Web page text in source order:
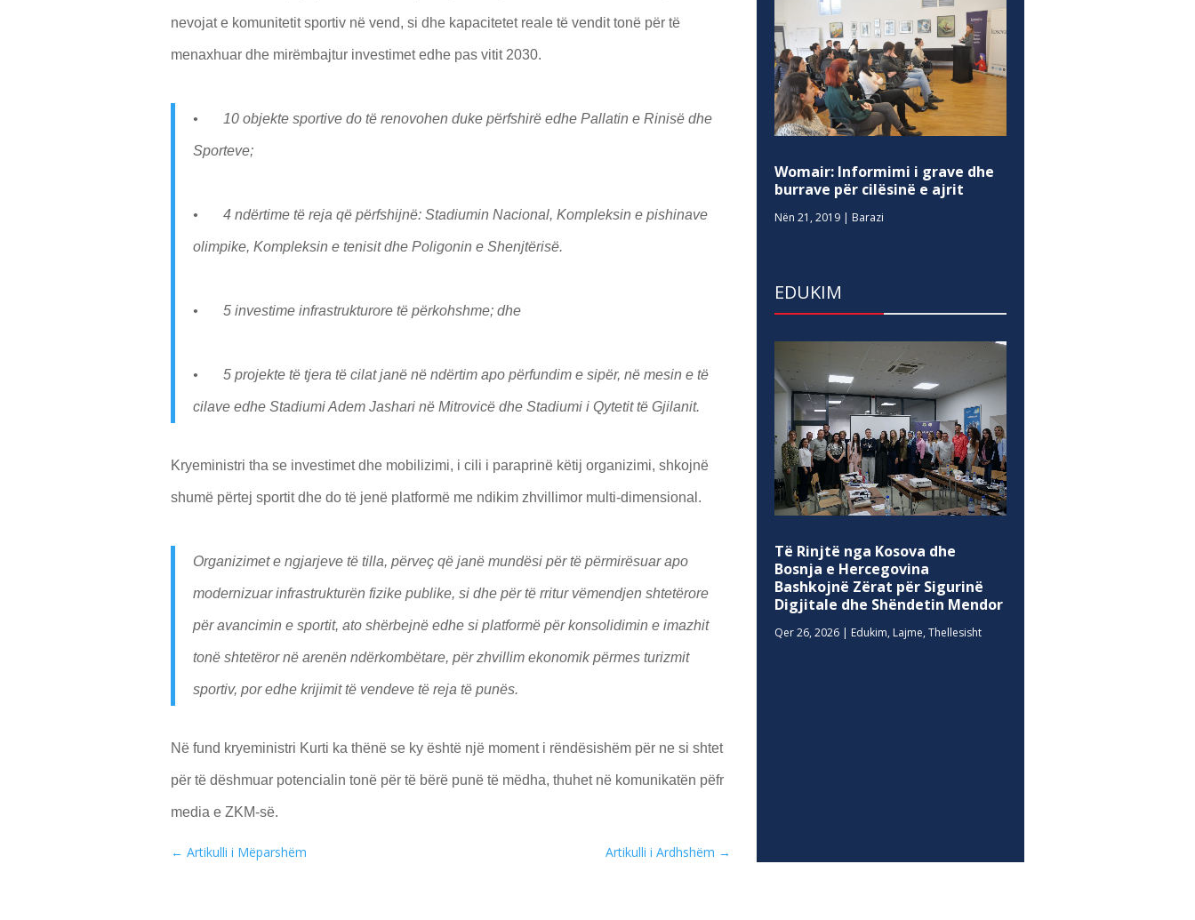
nevojat e komunitetit sportiv në vend, si dhe kapacitetet reale të vendit tonë për të
menaxhuar dhe mirëmbajtur investimet edhe pas vitit 2030.
• 10 objekte sportive do të renovohen duke përfshirë edhe Pallatin e Rinisë dhe
Sporteve;
• 4 ndërtime të reja që përfshijnë: Stadiumin Nacional, Kompleksin e pishinave
olimpike, Kompleksin e tenisit dhe Poligonin e Shenjtërisë.
• 5 investime infrastrukturore të përkohshme; dhe
• 5 projekte të tjera të cilat janë në ndërtim apo përfundim e sipër, në mesin e të
cilave edhe Stadiumi Adem Jashari në Mitrovicë dhe Stadiumi i Qytetit të Gjilanit.
Kryeministri tha se investimet dhe mobilizimi, i cili i paraprinë këtij organizimi, shkojnë
shumë përtej sportit dhe do të jenë platformë me ndikim zhvillimor multi-dimensional.
Organizimet e ngjarjeve të tilla, përveç që janë mundësi për të përmirësuar apo
modernizuar infrastrukturën fizike publike, si dhe për të rritur vëmendjen shtetërore
për avancimin e sportit, ato shërbejnë edhe si platformë për konsolidimin e imazhit
tonë shtetëror në arenën ndërkombëtare, për zhvillim ekonomik përmes turizmit
sportiv, por edhe krijimit të vendeve të reja të punës.
Në fund kryeministri Kurti ka thënë se ky është një moment i rëndësishëm për ne si shtet
për të dëshmuar potencialin tonë për të bërë punë të mëdha, thuhet në komunikatën pëfr
media e ZKM-së.
← Artikulli i Mëparshëm Artikulli i Ardhshëm →
Womair: Informimi i grave dhe
burrave për cilësinë e ajrit
Nën 21, 2019 | Barazi
EDUKIM
Të Rinjtë nga Kosova dhe
Bosnja e Hercegovina
Bashkojnë Zërat për Sigurinë
Digjitale dhe Shëndetin Mendor
Qer 26, 2026 | Edukim, Lajme,Thellesisht